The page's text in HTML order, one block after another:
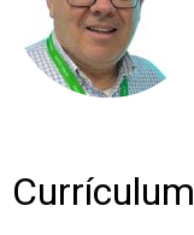
Currículum